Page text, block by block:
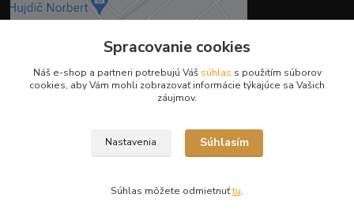
Kontakty
+421 944 394 715
(Po-Pia, 8-17 hod.)
info@krmivamirima.sk
Spracovanie cookies
Náš e-shop a partneri potrebujú Váš súhlas s použitím súborov
cookies, aby Vám mohli zobrazovať informácie týkajúce sa Vašich
záujmov.
Nastavenia Súhlasím
Súhlas môžete odmietnuťtu.